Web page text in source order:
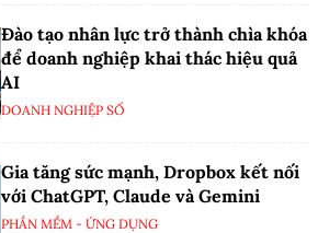
Đào tạo nhân lực trở thành chìa khóa
để doanh nghiệp khai thác hiệu quả
AI
DOANH NGHIỆP SỐ
Gia tăng sức mạnh, Dropbox kết nối
với ChatGPT, Claude và Gemini
PHẦN MỀM - ỨNG DỤNG